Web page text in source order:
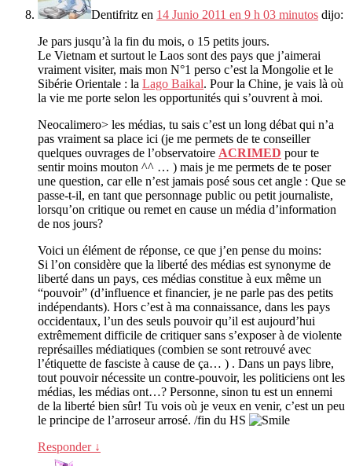
Dentifritz en 14 Junio 2011 en 9 h 03 minutos dijo:
Je pars jusqu’à la fin du mois, o 15 petits jours.
Le Vietnam et surtout le Laos sont des pays que j’aimerai
vraiment visiter, mais mon N°1 perso c’est la Mongolie et le
Sibérie Orientale : la Lago Baikal. Pour la Chine, je vais là où
la vie me porte selon les opportunités qui s’ouvrent à moi.
Neocalimero> les médias, tu sais c’est un long débat qui n’a
pas vraiment sa place ici (je me permets de te conseiller
quelques ouvrages de l’observatoire ACRIMED pour te
sentir moins mouton ^^ … ) mais je me permets de te poser
une question, car elle n’est jamais posé sous cet angle : Que se
passe-t-il, en tant que personnage public ou petit journaliste,
lorsqu’on critique ou remet en cause un média d’information
de nos jours?
Voici un élément de réponse, ce que j’en pense du moins:
Si l’on considère que la liberté des médias est synonyme de
liberté dans un pays, ces médias constitue à eux même un
“pouvoir” (d’influence et financier, je ne parle pas des petits
indépendants). Hors c’est à ma connaissance, dans les pays
occidentaux, l’un des seuls pouvoir qu’il est aujourd’hui
extrêmement difficile de critiquer sans s’exposer à de violente
représailles médiatiques (combien se sont retrouvé avec
l’étiquette de fasciste à cause de ça… ) . Dans un pays libre,
tout pouvoir nécessite un contre-pouvoir, les politiciens ont les
médias, les médias ont…? Personne, sinon tu est un ennemi
de la liberté bien sûr! Tu vois où je veux en venir, c’est un peu
le principe de l’arroseur arrosé. /fin du HS
Responder ↓